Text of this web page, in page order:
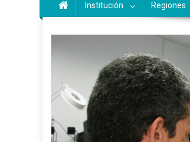
Institución Regiones